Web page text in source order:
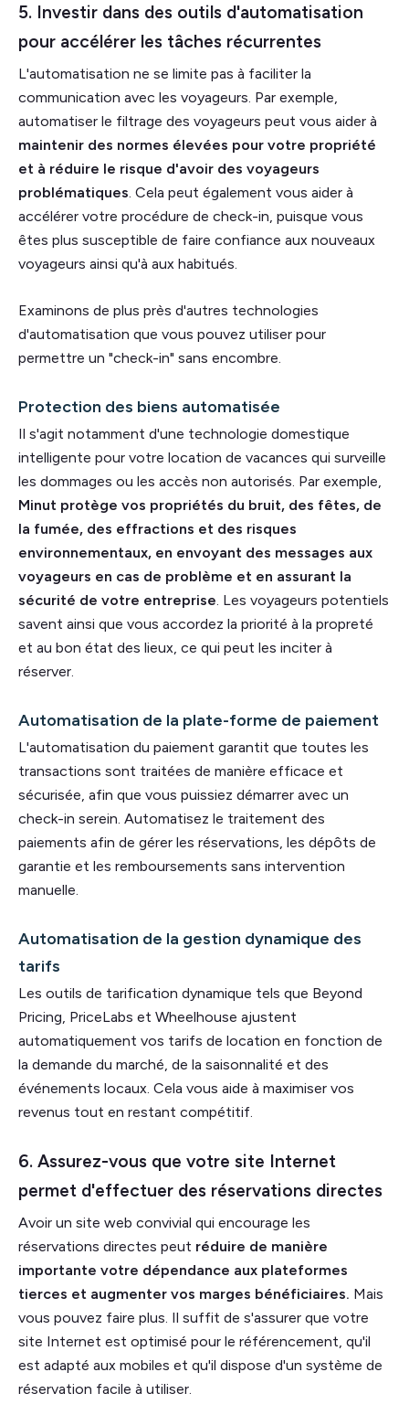
5. Investir dans des outils d'automatisation
pour accélérer les tâches récurrentes
L'automatisation ne se limite pas à faciliter la
communication avec les voyageurs. Par exemple,
automatiser le filtrage des voyageurs peut vous aider à
maintenir des normes élevées pour votre propriété
et à réduire le risque d'avoir des voyageurs
problématiques . Cela peut également vous aider à
accélérer votre procédure de check-in, puisque vous
êtes plus susceptible de faire confiance aux nouveaux
voyageurs ainsi qu'à aux habitués.
Examinons de plus près d'autres technologies
d'automatisation que vous pouvez utiliser pour
permettre un "check-in" sans encombre.
Protection des biens automatisée
Il s'agit notamment d'une technologie domestique
intelligente pour votre location de vacances qui surveille
les dommages ou les accès non autorisés. Par exemple,
Minut protège vos propriétés du bruit, des fêtes, de
la fumée, des effractions et des risques
environnementaux, en envoyant des messages aux
voyageurs en cas de problème et en assurant la
sécurité de votre entreprise . Les voyageurs potentiels
savent ainsi que vous accordez la priorité à la propreté
et au bon état des lieux, ce qui peut les inciter à
réserver.
Automatisation de la plate-forme de paiement
L'automatisation du paiement garantit que toutes les
transactions sont traitées de manière efficace et
sécurisée, afin que vous puissiez démarrer avec un
check-in serein. Automatisez le traitement des
paiements afin de gérer les réservations, les dépôts de
garantie et les remboursements sans intervention
manuelle.
Automatisation de la gestion dynamique des
tarifs
Les outils de tarification dynamique tels que Beyond
Pricing, PriceLabs et Wheelhouse ajustent
automatiquement vos tarifs de location en fonction de
la demande du marché, de la saisonnalité et des
événements locaux. Cela vous aide à maximiser vos
revenus tout en restant compétitif.
6. Assurez-vous que votre site Internet
permet d'effectuer des réservations directes
Avoir un site web convivial qui encourage les
réservations directes peut réduire de manière
importante votre dépendance aux plateformes
tierces et augmenter vos marges bénéficiaires. Mais
vous pouvez faire plus. Il suffit de s'assurer que votre
site Internet est optimisé pour le référencement, qu'il
est adapté aux mobiles et qu'il dispose d'un système de
réservation facile à utiliser.